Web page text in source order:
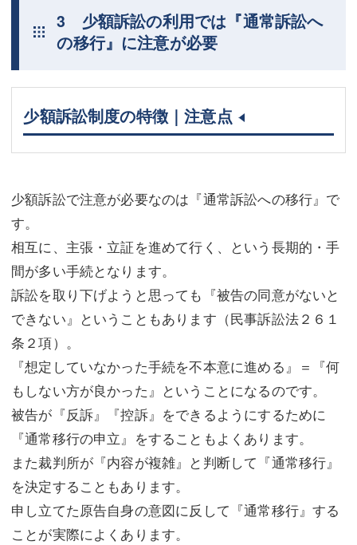
3 少額訴訟の利用では『通常訴訟へ
の移行』に注意が必要
少額訴訟制度の特徴｜注意点
少額訴訟で注意が必要なのは『通常訴訟への移行』で
す。
相互に、主張・立証を進めて行く、という長期的・手
間が多い手続となります。
訴訟を取り下げようと思っても『被告の同意がないと
できない』ということもあります（民事訴訟法２６１
条２項）。
『想定していなかった手続を不本意に進める』＝『何
もしない方が良かった』ということになるのです。
被告が『反訴』『控訴』をできるようにするために
『通常移行の申立』をすることもよくあります。
また裁判所が『内容が複雑』と判断して『通常移行』
を決定することもあります。
申し立てた原告自身の意図に反して『通常移行』する
ことが実際によくあります。